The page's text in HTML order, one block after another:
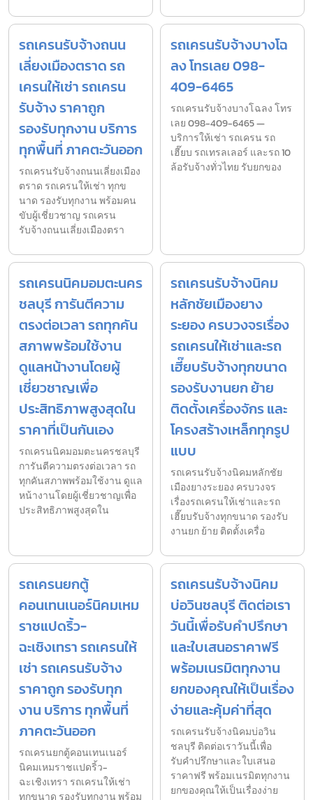
รถเครนรับจ้างถนน
เลี่ยงเมืองตราด รถ
เครนให้เช่า รถเครน
รับจ้าง ราคาถูก
รองรับทุกงาน บริการ
ทุกพื้นที่ ภาคตะวันออก
รถเครนรับจ้างถนนเลี่ยงเมือง
ตราด รถเครนให้เช่า ทุกข
นาด รองรับทุกงาน พร้อมคน
ขับผู้เชี่ยวชาญ รถเครน
รับจ้างถนนเลี่ยงเมืองตรา
รถเครนรับจ้างบางโฉ
ลง โทรเลย 098-
409-6465
รถเครนรับจ้างบางโฉลง โทร
เลย 098-409-6465 —
บริการให้เช่า รถเครน รถ
เฮี๊ยบ รถเทรลเลอร์ และรถ 10
ล้อรับจ้างทั่วไทย รับยกของ
รถเครนนิคมอมตะนคร
ชลบุรี การันตีความ
ตรงต่อเวลา รถทุกคัน
สภาพพร้อมใช้งาน
ดูแลหน้างานโดยผู้
เชี่ยวชาญเพื่อ
ประสิทธิภาพสูงสุดใน
ราคาที่เป็นกันเอง
รถเครนนิคมอมตะนครชลบุรี
การันตีความตรงต่อเวลา รถ
ทุกคันสภาพพร้อมใช้งาน ดูแล
หน้างานโดยผู้เชี่ยวชาญเพื่อ
ประสิทธิภาพสูงสุดใน
รถเครนรับจ้างนิคม
หลักชัยเมืองยาง
ระยอง ครบวงจรเรื่อง
รถเครนให้เช่าและรถ
เฮี๊ยบรับจ้างทุกขนาด
รองรับงานยก ย้าย
ติดตั้งเครื่องจักร และ
โครงสร้างเหล็กทุกรูป
แบบ
รถเครนรับจ้างนิคมหลักชัย
เมืองยางระยอง ครบวงจร
เรื่องรถเครนให้เช่าและรถ
เฮี๊ยบรับจ้างทุกขนาด รองรับ
งานยก ย้าย ติดตั้งเครื่อ
รถเครนยกตู้
คอนเทนเนอร์นิคมเหม
ราชแปดริ้ว-
ฉะเชิงเทรา รถเครนให้
เช่า รถเครนรับจ้าง
ราคาถูก รองรับทุก
งาน บริการ ทุกพื้นที่
ภาคตะวันออก
รถเครนยกตู้คอนเทนเนอร์
นิคมเหมราชแปดริ้ว-
ฉะเชิงเทรา รถเครนให้เช่า
ทุกขนาด รองรับทุกงาน พร้อม
รถเครนรับจ้างนิคม
บ่อวินชลบุรี ติดต่อเรา
วันนี้เพื่อรับคำปรึกษา
และใบเสนอราคาฟรี
พร้อมเนรมิตทุกงาน
ยกของคุณให้เป็นเรื่อง
ง่ายและคุ้มค่าที่สุด
รถเครนรับจ้างนิคมบ่อวิน
ชลบุรี ติดต่อเราวันนี้เพื่อ
รับคำปรึกษาและใบเสนอ
ราคาฟรี พร้อมเนรมิตทุกงาน
ยกของคุณให้เป็นเรื่องง่าย